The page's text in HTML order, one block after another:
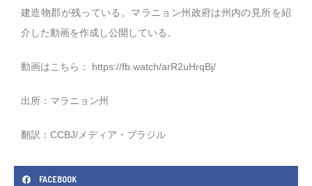
建造物郡が残っている。マラニョン州政府は州内の見所を紹
介した動画を作成し公開している。
動画はこちら： https://fb.watch/arR2uHrqBj/
出所：マラニョン州
翻訳：CCBJ/メディア・ブラジル
FACEBOOK